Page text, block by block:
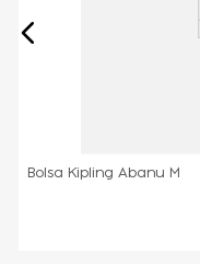
Bolsa Kipling Abanu M